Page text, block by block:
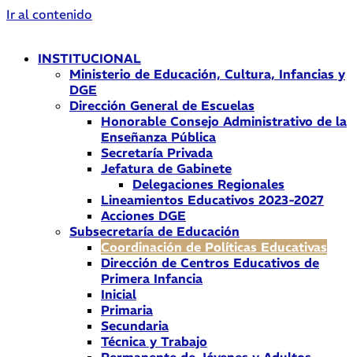
Ir al contenido
INSTITUCIONAL
Ministerio de Educación, Cultura, Infancias y
DGE
Dirección General de Escuelas
Honorable Consejo Administrativo de la
Enseñanza Pública
Secretaría Privada
Jefatura de Gabinete
Delegaciones Regionales
Lineamientos Educativos 2023-2027
Acciones DGE
Subsecretaría de Educación
Coordinación de Políticas Educativas
Dirección de Centros Educativos de
Primera Infancia
Inicial
Primaria
Secundaria
Técnica y Trabajo